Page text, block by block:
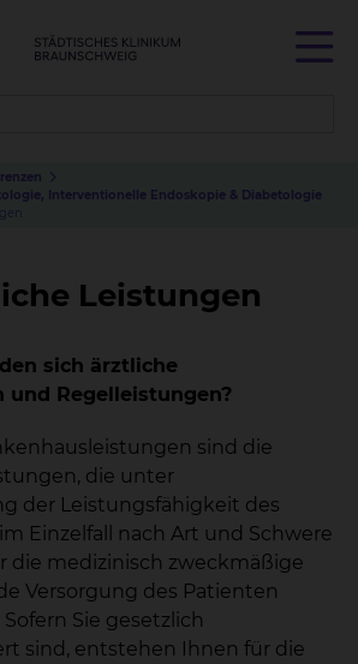
Interventionelle Endoskopie & Diabetologie
Leistungen
sich ärztliche
und Regelleistungen?
sind die
die unter
der Leistungsfähigkeit des
Einzelfall nach Art und Schwere
die medizinisch zweckmäßige
Versorgung des Patienten
Sie gesetzlich
sind, entstehen Ihnen für die